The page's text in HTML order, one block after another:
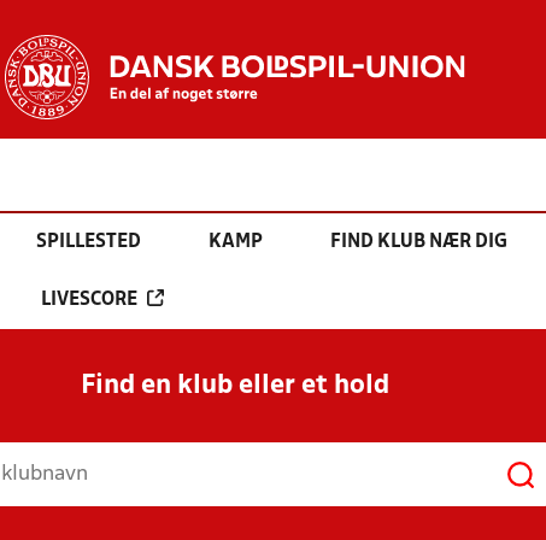
SPILLESTED KAMP FIND KLUB NÆR DIG
LIVESCORE
Find en klub eller et hold